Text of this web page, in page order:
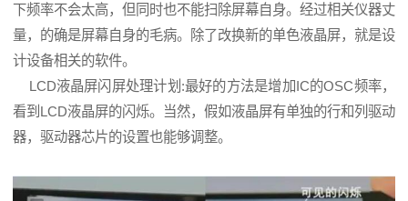
下频率不会太高，但同时也不能扫除屏幕自身。经过相关仪器丈
量，的确是屏幕自身的毛病。除了改换新的单色液晶屏，就是设
计设备相关的软件。
LCD液晶屏闪屏处理计划:最好的方法是增加IC的OSC频率，
看到LCD液晶屏的闪烁。当然，假如液晶屏有单独的行和列驱动
器，驱动器芯片的设置也能够调整。